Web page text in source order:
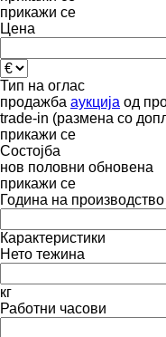
прикажи се
Цена
Тип на оглас
продажба аукција од
trade-in (размена со
прикажи се
Состојба
нов половни обновена
прикажи се
Година на производство
Карактеристики
Нето тежина
кг
Работни часови